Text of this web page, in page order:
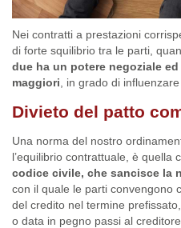
Nei contratti a prestazioni
di forte squilibrio tra le parti,
due ha un potere negoziale
maggiori , in grado di
Divieto del patto
Una norma del nostro
l’equilibrio contrattuale, è quella
codice civile, che sancisce la
con il quale le parti convengono
del credito nel termine
o data in pegno passi al creditore.